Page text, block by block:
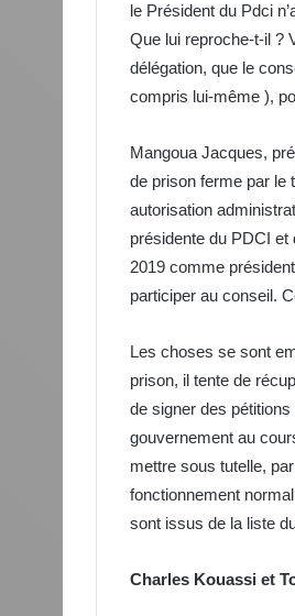
le Président du Pdci
Que lui reproche-t-il ?
délégation, que le
compris lui-même ),
Mangoua Jacques,
de prison ferme par le
autorisation
présidente du PDCI
2019 comme
participer au conseil.
Les choses se sont
prison, il tente de
de signer des
gouvernement au
mettre sous tutelle,
fonctionnement
sont issus de la liste
Charles Kouassi et